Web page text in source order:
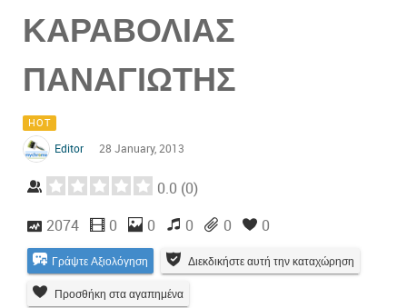
ΚΑΡΑΒΟΛΙΑΣ
ΠΑΝΑΓΙΩΤΗΣ
HOT
Editor 28 January, 2013
0.0 (0)
2074 0 0 0 0 0
Γράψτε Αξιολόγηση Διεκδικήστε αυτή την καταχώρηση
Προσθήκη στα αγαπημένα